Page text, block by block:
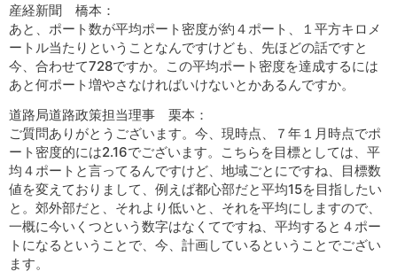
産経新聞 橋本：
あと、ポート数が平均ポート密度が約４ポート、１平方キロメ
ートル当たりということなんですけども、先ほどの話ですと
今、合わせて728ですか。この平均ポート密度を達成するには
あと何ポート増やさなければいけないとかあるんですか。
道路局道路政策担当理事 栗本：
ご質問ありがとうございます。今、現時点、７年１月時点でポ
ート密度的には2.16でございます。こちらを目標としては、平
均４ポートと言ってるんですけど、地域ごとにですね、目標数
値を変えておりまして、例えば都心部だと平均15を目指したい
と。郊外部だと、それより低いと、それを平均にしますので、
一概に今いくつという数字はなくてですね、平均すると４ポー
トになるということで、今、計画しているということでござい
ます。